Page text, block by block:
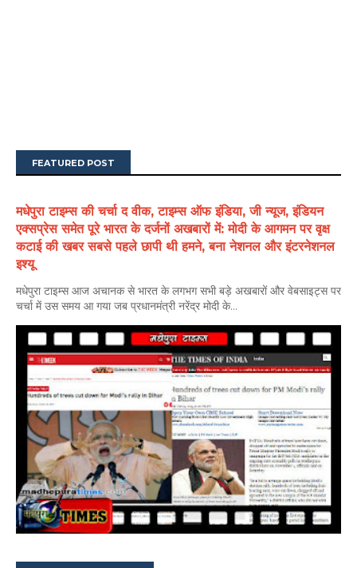
FEATURED POST
मधेपुरा टाइम्स की चर्चा द वीक, टाइम्स ऑफ इंडिया, जी न्यूज, इंडियन
एक्सप्रेस समेत पूरे भारत के दर्जनों अखबारों में: मोदी के आगमन पर वृक्ष
कटाई की खबर सबसे पहले छापी थी हमने, बना नेशनल और इंटरनेशनल
इश्यू
मधेपुरा टाइम्स आज अचानक से भारत के लगभग सभी बड़े अखबारों और वेबसाइट्स पर
चर्चा में उस समय आ गया जब प्रधानमंत्री नरेंद्र मोदी के...